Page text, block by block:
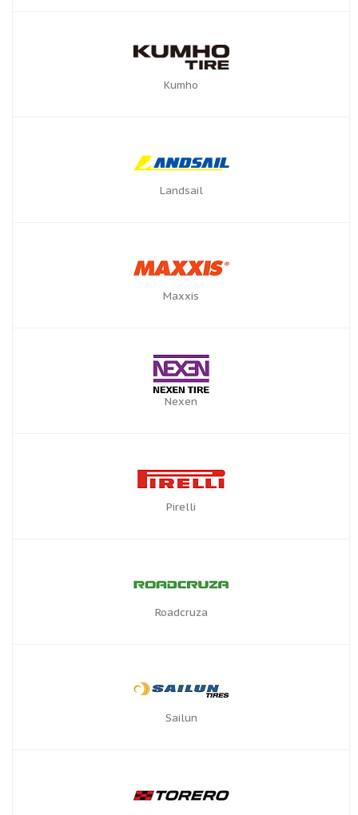
Kumho
Landsail
Maxxis
Nexen
Pirelli
Roadcruza
Sailun